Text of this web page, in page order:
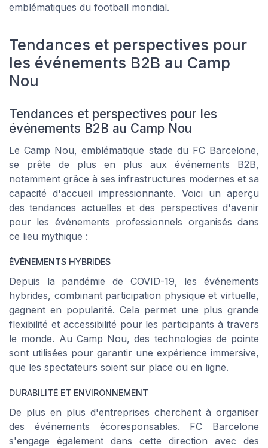
emblématiques du football mondial.
Tendances et perspectives pour
les événements B2B au Camp
Nou
Tendances et perspectives pour les
événements B2B au Camp Nou
Le Camp Nou, emblématique stade du FC Barcelone,
se prête de plus en plus aux événements B2B,
notamment grâce à ses infrastructures modernes et sa
capacité d'accueil impressionnante. Voici un aperçu
des tendances actuelles et des perspectives d'avenir
pour les événements professionnels organisés dans
ce lieu mythique :
ÉVÉNEMENTS HYBRIDES
Depuis la pandémie de COVID-19, les événements
hybrides, combinant participation physique et virtuelle,
gagnent en popularité. Cela permet une plus grande
flexibilité et accessibilité pour les participants à travers
le monde. Au Camp Nou, des technologies de pointe
sont utilisées pour garantir une expérience immersive,
que les spectateurs soient sur place ou en ligne.
DURABILITÉ ET ENVIRONNEMENT
De plus en plus d'entreprises cherchent à organiser
des événements écoresponsables. FC Barcelone
s'engage également dans cette direction avec des